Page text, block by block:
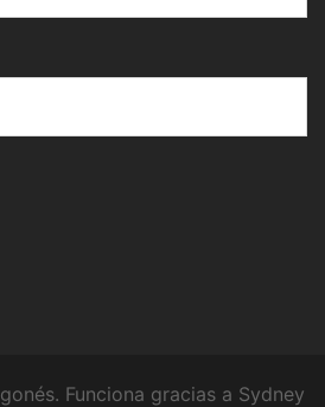
Funciona gracias a Sydney